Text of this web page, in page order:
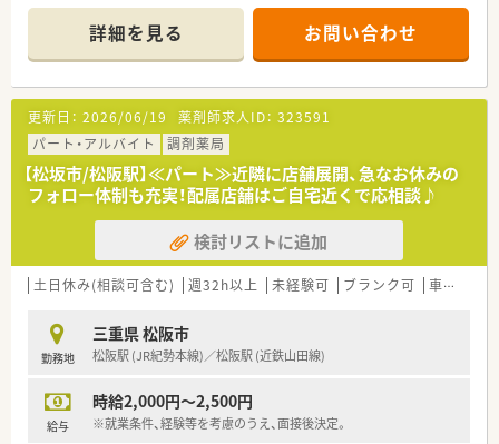
＼＼こんな会社です／／
■三重県内に特化した、グループ合わせて30店舗以上を展開す
る地元調剤チェーンです。
■薬局併設の薬膳カフェなど既存の枠にとらわれない運営を行
っています。
■在宅に積極的に取り組んでおり、三重県では在宅件数トップク
ラスです！
■2～3店舗/年のペースで新規出店を行っております。
■患者様との距離が近く、かかりつけ薬剤師として活躍ができま
す。
■性別問わず社内の人間関係は良好で、穏やかな雰囲気の店舗が
多い企業です。
■産休・育休取得率は100％！ほぼ全員が復帰され、時短正社員や
パートへ切り替えて勤務されている方もいらっしゃいます。
■残業は全社平均で10時間/月程度！
っています。
■8～9割の店舗が完全週休2日のシフトを採用しており、しっか
詳細を見る お問い合わせ
更新日： 2026/06/19 薬剤師求人ID： 323591
パート・アルバイト
調剤薬局
【松坂市/松阪駅】≪パート≫近隣に店舗展開、急なお休みの
フォロー体制も充実！配属店舗はご自宅近くで応相談♪
検討リストに追加
土日休み(相談可含む) 週32h以上 未経験可 ブランク可 車通勤可
勤務地
三重県 松阪市
松阪駅 (JR紀勢本線)／松阪駅 (近鉄山田線)
給与
時給2,000円～2,500円
※就業条件、経験等を考慮のうえ、面接後決定。